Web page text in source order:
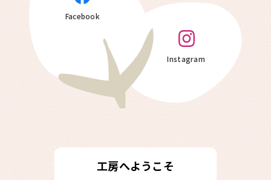
工房へようこそ
Facebook
Instagram